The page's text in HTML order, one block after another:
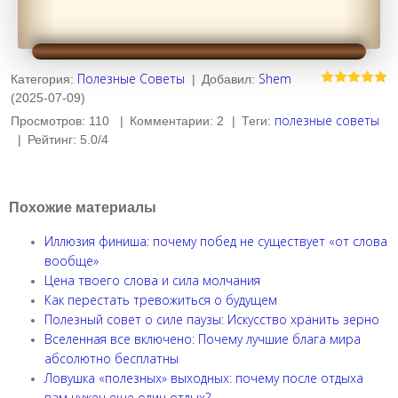
Категория: Полезные Советы | Добавил: Shem
(2025-07-09)
Просмотров: 110 | Комментарии: 2 | Теги: полезные советы
| Рейтинг: 5.0/4
Похожие материалы
Иллюзия финиша: почему побед не существует «от слова
вообще»
Цена твоего слова и сила молчания
Как перестать тревожиться о будущем
Полезный совет о силе паузы: Искусство хранить зерно
Вселенная все включено: Почему лучшие блага мира
абсолютно бесплатны
Ловушка «полезных» выходных: почему после отдыха